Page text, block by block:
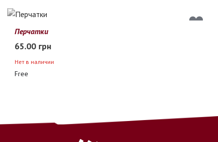
Перчатки
65.00 грн
Нет в наличии
Free